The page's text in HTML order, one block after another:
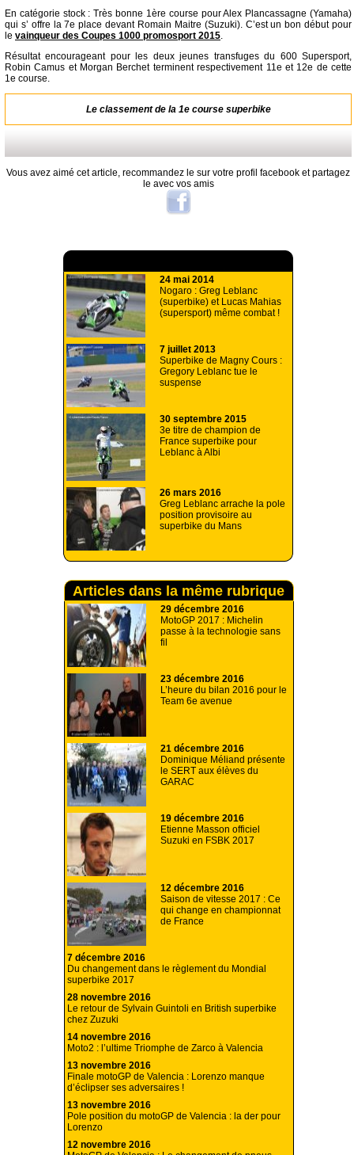
En catégorie stock : Très bonne 1ère course pour Alex Plancassagne (Yamaha)
qui s’ offre la 7e place devant Romain Maitre (Suzuki). C’est un bon début pour
le vainqueur des Coupes 1000 promosport 2015.
Résultat encourageant pour les deux jeunes transfuges du 600 Supersport,
Robin Camus et Morgan Berchet terminent respectivement 11e et 12e de cette
1e course.
Le classement de la 1e course superbike
Vous avez aimé cet article, recommandez le sur votre profil facebook et partagez
le avec vos amis
24 mai 2014
Nogaro : Greg Leblanc
(superbike) et Lucas Mahias
(supersport) même combat !
7 juillet 2013
Superbike de Magny Cours :
Gregory Leblanc tue le
suspense
30 septembre 2015
3e titre de champion de
France superbike pour
Leblanc à Albi
26 mars 2016
Greg Leblanc arrache la pole
position provisoire au
superbike du Mans
Articles dans la même rubrique
29 décembre 2016
MotoGP 2017 : Michelin
passe à la technologie sans
fil
23 décembre 2016
L’heure du bilan 2016 pour le
Team 6e avenue
21 décembre 2016
Dominique Méliand présente
le SERT aux élèves du
GARAC
19 décembre 2016
Etienne Masson officiel
Suzuki en FSBK 2017
12 décembre 2016
Saison de vitesse 2017 : Ce
qui change en championnat
de France
7 décembre 2016
Du changement dans le règlement du Mondial
superbike 2017
28 novembre 2016
Le retour de Sylvain Guintoli en British superbike
chez Zuzuki
14 novembre 2016
Moto2 : l’ultime Triomphe de Zarco à Valencia
13 novembre 2016
Finale motoGP de Valencia : Lorenzo manque
d’éclipser ses adversaires !
13 novembre 2016
Pole position du motoGP de Valencia : la der pour
Lorenzo
12 novembre 2016